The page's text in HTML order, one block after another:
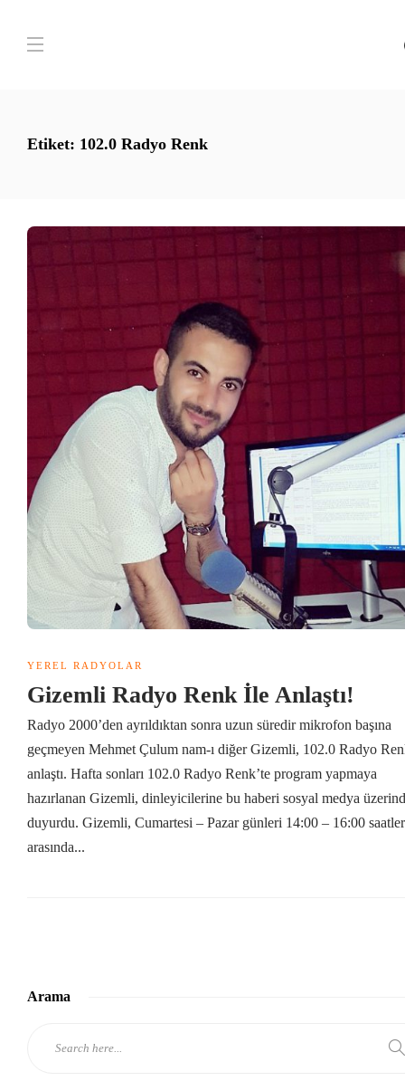
Etiket: 102.0 Radyo Renk
YEREL RADYOLAR
Gizemli Radyo Renk İle Anlaştı!
Radyo 2000’den ayrıldıktan sonra uzun süredir mikrofon başına
geçmeyen Mehmet Çulum nam-ı diğer Gizemli, 102.0 Radyo
anlaştı. Hafta sonları 102.0 Radyo Renk’te program yapmaya
hazırlanan Gizemli, dinleyicilerine bu haberi sosyal medya
duyurdu. Gizemli, Cumartesi – Pazar günleri 14:00 – 16:00
arasında...
Arama